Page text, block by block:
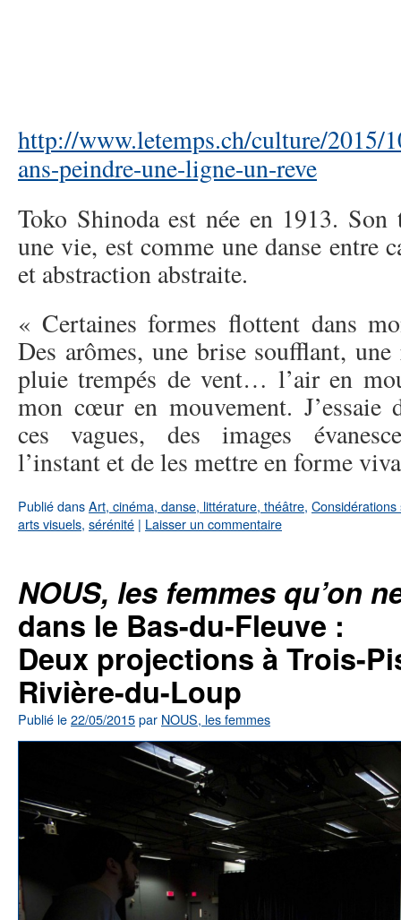
http://www.letemps.ch/culture/2015/
ans-peindre-une-ligne-un-reve
Toko Shinoda est née en 1913.
une vie, est comme une danse entre
et abstraction abstraite.
« Certaines formes flottent dans
Des arômes, une brise soufflant, une
pluie trempés de vent… l’air en
mon cœur en mouvement. J’essaie
ces vagues, des images
l’instant et de les mettre en forme
Publié dansArt, cinéma, danse, littérature, théâtre,
arts visuels, sérénité | Laisser un commentaire
NOUS, les femmes qu’on
dans le Bas-du-Fleuve :
Deux projections à Trois-
Rivière-du-Loup
Publié le22/05/2015par NOUS, les femmes